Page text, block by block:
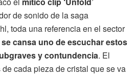
de sonido de la saga
toda una referencia en el sector
cansa uno de escuchar estos
y contundencia. El
cada pieza de cristal que se va